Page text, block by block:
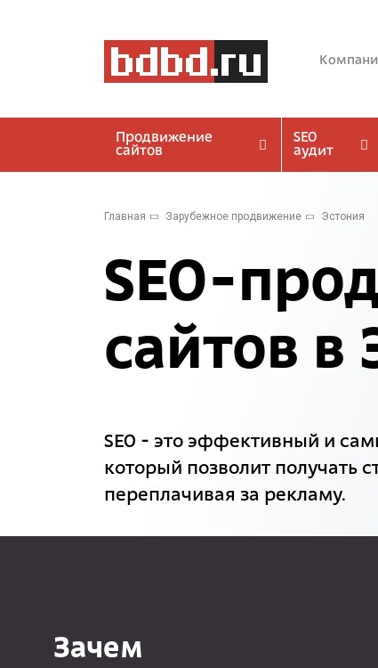
Продвижение
сайтов
SEO
аудит
Главная Зарубежное продвижение Эстония
SEO-
сайтов в
SEO - это эффективный и
который позволит получать
переплачивая за рекламу.
Зачем